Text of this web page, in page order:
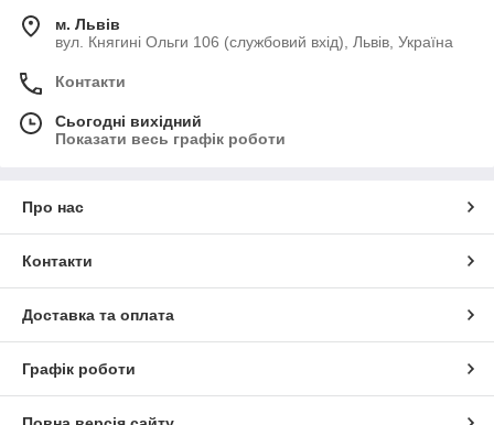
м. Львів
вул. Княгині Ольги 106 (службовий вхід), Львів, Україна
Контакти
Сьогодні вихідний
Показати весь графік роботи
Про нас
Контакти
Доставка та оплата
Графік роботи